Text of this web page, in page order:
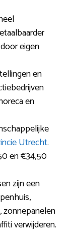
eigen
en
en
Utrecht.
en €34,50
zijn een
zonnepanelen
verwijderen.